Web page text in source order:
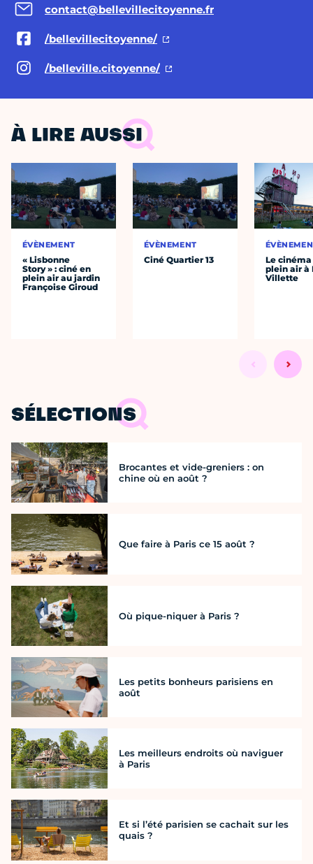
contact@bellevillecitoyenne.fr
/bellevillecitoyenne/
/belleville.citoyenne/
À LIRE AUSSI
ÉVÈNEMENT
« Lisbonne
Story » : ciné en
plein air au jardin
Françoise Giroud
ÉVÈNEMENT
Ciné Quartier 13
Le cinéma
plein air à
Villette
SÉLECTIONS
Brocantes et vide-greniers : on
chine où en août ?
Que faire à Paris ce 15 août ?
Où pique-niquer à Paris ?
Les petits bonheurs parisiens en
août
Les meilleurs endroits où naviguer
à Paris
Et si l’été parisien se cachait sur les
quais ?